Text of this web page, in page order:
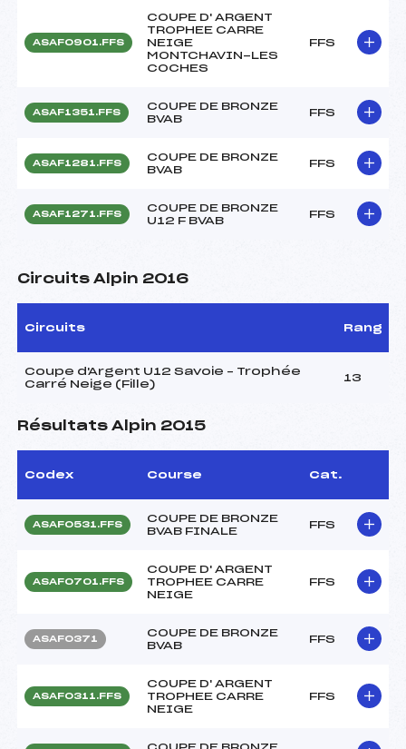
ASAF0901.FFS
COUPE D' ARGENT
TROPHEE CARRE
NEIGE
MONTCHAVIN-LES
COCHES
FFS
ASAF1351.FFS
COUPE DE BRONZE
BVAB
FFS
ASAF1281.FFS
COUPE DE BRONZE
BVAB
FFS
ASAF1271.FFS
COUPE DE BRONZE
U12 F BVAB
FFS
Circuits Alpin 2016
Circuits Rang
Coupe d'Argent U12 Savoie – Trophée
Carré Neige (Fille)
13
Résultats Alpin 2015
Codex Course Cat.
ASAF0531.FFS
COUPE DE BRONZE
BVAB FINALE
FFS
ASAF0701.FFS
COUPE D' ARGENT
TROPHEE CARRE
NEIGE
FFS
ASAF0371
COUPE DE BRONZE
BVAB
FFS
ASAF0311.FFS
COUPE D' ARGENT
TROPHEE CARRE
NEIGE
FFS
COUPE DE BRONZE